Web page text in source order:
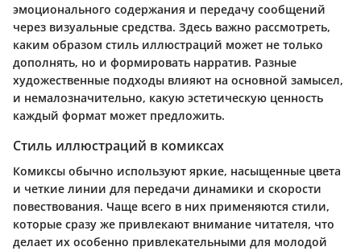
эмоционального содержания и передачу сообщений
через визуальные средства. Здесь важно рассмотреть,
каким образом стиль иллюстраций может не только
дополнять, но и формировать нарратив. Разные
художественные подходы влияют на основной замысел,
и немалозначительно, какую эстетическую ценность
каждый формат может предложить.
Стиль иллюстраций в комиксах
Комиксы обычно используют яркие, насыщенные цвета
и четкие линии для передачи динамики и скорости
повествования. Чаще всего в них применяются стили,
которые сразу же привлекают внимание читателя, что
делает их особенно привлекательными для молодой